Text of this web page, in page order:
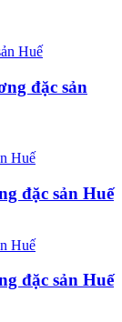
đặc sản
đặc sản Huế
đặc sản Huế